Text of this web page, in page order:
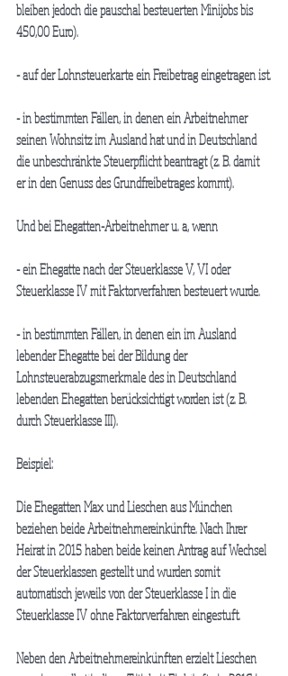
bleiben jedoch die pauschal besteuerten Minijobs bis
450,00 Euro).
- auf der Lohnsteuerkarte ein Freibetrag eingetragen ist.
- in bestimmten Fällen, in denen ein Arbeitnehmer
seinen Wohnsitz im Ausland hat und in Deutschland
die unbeschränkte Steuerpflicht beantragt (z. B. damit
er in den Genuss des Grundfreibetrages kommt).
Und bei Ehegatten-Arbeitnehmer u. a, wenn
- ein Ehegatte nach der Steuerklasse V, VI oder
Steuerklasse IV mit Faktorverfahren besteuert wurde.
- in bestimmten Fällen, in denen ein im Ausland
lebender Ehegatte bei der Bildung der
Lohnsteuerabzugsmerkmale des in Deutschland
lebenden Ehegatten berücksichtigt worden ist (z. B.
durch Steuerklasse III).
Beispiel:
Die Ehegatten Max und Lieschen aus München
beziehen beide Arbeitnehmereinkünfte. Nach Ihrer
Heirat in 2015 haben beide keinen Antrag auf Wechsel
der Steuerklassen gestellt und wurden somit
automatisch jeweils von der Steuerklasse I in die
Steuerklasse IV ohne Faktorverfahren eingestuft.
Neben den Arbeitnehmereinkünften erzielt Lieschen